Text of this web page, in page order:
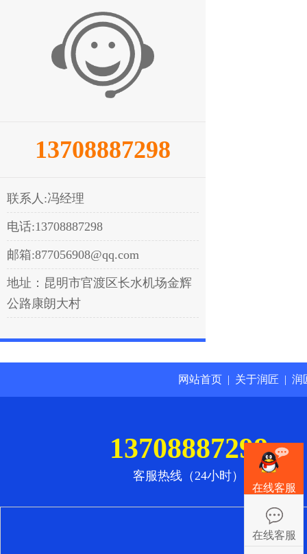
13708887298
联系人:冯经理
电话:13708887298
邮箱:877056908@qq.com
地址：昆明市官渡区长水机场金辉
公路康朗大村
网站首页 | 关于润匠 | 润
13708887298
客服热线（24小时）
在线客服
在线客服